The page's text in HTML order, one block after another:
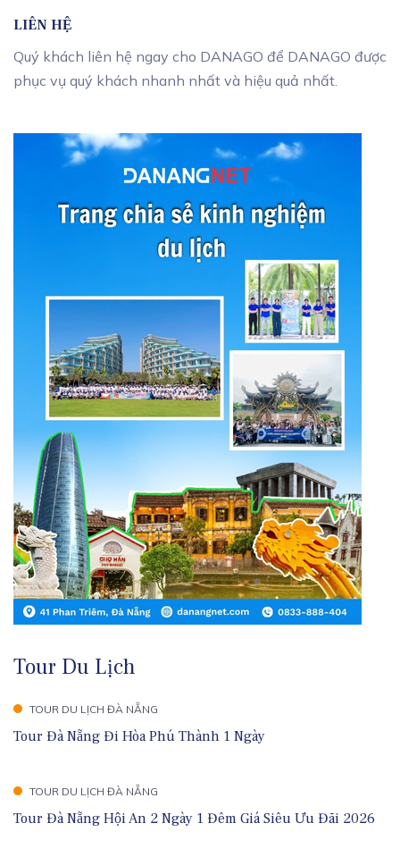
LIÊN HỆ
Quý khách liên hệ ngay cho DANAGO để DANAGO được
phục vụ quý khách nhanh nhất và hiệu quả nhất.
Tour Du Lịch
TOUR DU LỊCH ĐÀ NẴNG
Tour Đà Nẵng Đi Hòa Phú Thành 1 Ngày
TOUR DU LỊCH ĐÀ NẴNG
Tour Đà Nẵng Hội An 2 Ngày 1 Đêm Giá Siêu Ưu Đãi 2026